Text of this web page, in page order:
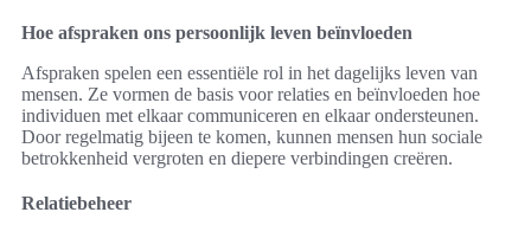
Hoe afspraken ons persoonlijk leven beïnvloeden
Afspraken spelen een essentiële rol in het dagelijks leven van
mensen. Ze vormen de basis voor relaties en beïnvloeden hoe
individuen met elkaar communiceren en elkaar ondersteunen.
Door regelmatig bijeen te komen, kunnen mensen hun sociale
betrokkenheid vergroten en diepere verbindingen creëren.
Relatiebeheer